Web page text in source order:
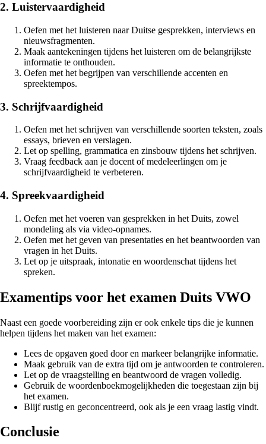
2. Luistervaardigheid
Oefen met het luisteren naar Duitse gesprekken, interviews en
nieuwsfragmenten.
Maak aantekeningen tijdens het luisteren om de belangrijkste
informatie te onthouden.
Oefen met het begrijpen van verschillende accenten en
spreektempos.
3. Schrijfvaardigheid
Oefen met het schrijven van verschillende soorten teksten, zoals
essays, brieven en verslagen.
Let op spelling, grammatica en zinsbouw tijdens het schrijven.
Vraag feedback aan je docent of medeleerlingen om je
schrijfvaardigheid te verbeteren.
4. Spreekvaardigheid
Oefen met het voeren van gesprekken in het Duits, zowel
mondeling als via video-opnames.
Oefen met het geven van presentaties en het beantwoorden van
vragen in het Duits.
Let op je uitspraak, intonatie en woordenschat tijdens het
spreken.
Examentips voor het examen Duits VWO
Naast een goede voorbereiding zijn er ook enkele tips die je kunnen
helpen tijdens het maken van het examen:
Lees de opgaven goed door en markeer belangrijke informatie.
Maak gebruik van de extra tijd om je antwoorden te controleren.
Let op de vraagstelling en beantwoord de vragen volledig.
Gebruik de woordenboekmogelijkheden die toegestaan zijn bij
het examen.
Blijf rustig en geconcentreerd, ook als je een vraag lastig vindt.
Conclusie